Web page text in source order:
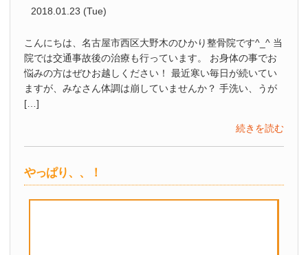
2018.01.23 (Tue)
こんにちは、名古屋市西区大野木のひかり整骨院です^_^ 当
院では交通事故後の治療も行っています。 お身体の事でお
悩みの方はぜひお越しください！ 最近寒い毎日が続いてい
ますが、みなさん体調は崩していませんか？ 手洗い、うが
[…]
続きを読む
やっぱり、、！